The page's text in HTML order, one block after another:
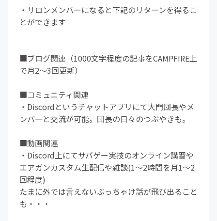
・サロンメンバーになると下記のリターンを得るこ
とができます
■ブログ関連（1000文字程度の記事をCAMPFIRE上
で月2～3回更新）
■コミュニティ関連
・Discordというチャットアプリにて大門団長やメ
ンバーと交流が可能。団長の日々のつぶやきも。
■動画関連
・Discord上にてサバゲー実技のオンライン講習や
エアガンカスタム生配信や雑談(1～2時間を月1～2
回程度)
たまに外では言えないぶっちゃけ話が飛び出ること
も・・・